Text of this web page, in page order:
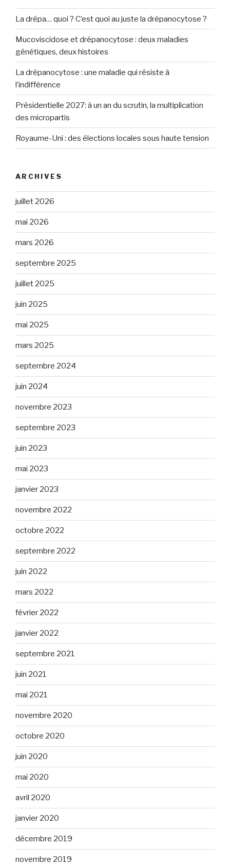
La drépa… quoi ? C’est quoi au juste la drépanocytose ?
Mucoviscidose et drépanocytose : deux maladies
génétiques, deux histoires
La drépanocytose : une maladie qui résiste à
l’indifférence
Présidentielle 2027: à un an du scrutin, la multiplication
des micropartis
Royaume-Uni : des élections locales sous haute tension
ARCHIVES
juillet 2026
mai 2026
mars 2026
septembre 2025
juillet 2025
juin 2025
mai 2025
mars 2025
septembre 2024
juin 2024
novembre 2023
septembre 2023
juin 2023
mai 2023
janvier 2023
novembre 2022
octobre 2022
septembre 2022
juin 2022
mars 2022
février 2022
janvier 2022
septembre 2021
juin 2021
mai 2021
novembre 2020
octobre 2020
juin 2020
mai 2020
avril 2020
janvier 2020
décembre 2019
novembre 2019